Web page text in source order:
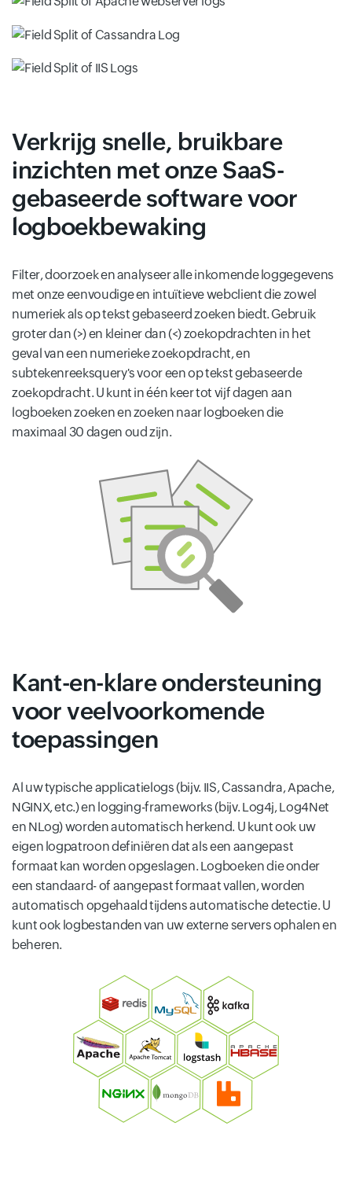
Verkrijg snelle, bruikbare
inzichten met onze SaaS-
gebaseerde software voor
logboekbewaking
Filter, doorzoek en analyseer alle inkomende loggegevens
met onze eenvoudige en intuïtieve webclient die zowel
numeriek als op tekst gebaseerd zoeken biedt. Gebruik
groter dan (>) en kleiner dan (<) zoekopdrachten in het
geval van een numerieke zoekopdracht, en
subtekenreeksquery's voor een op tekst gebaseerde
zoekopdracht. U kunt in één keer tot vijf dagen aan
logboeken zoeken en zoeken naar logboeken die
maximaal 30 dagen oud zijn.
Kant-en-klare ondersteuning
voor veelvoorkomende
toepassingen
Al uw typische applicatielogs (bijv. IIS, Cassandra, Apache,
NGINX, etc.) en logging-frameworks (bijv. Log4j, Log4Net
en NLog) worden automatisch herkend. U kunt ook uw
eigen logpatroon definiëren dat als een aangepast
formaat kan worden opgeslagen. Logboeken die onder
een standaard- of aangepast formaat vallen, worden
automatisch opgehaald tijdens automatische detectie. U
kunt ook logbestanden van uw externe servers ophalen en
beheren.